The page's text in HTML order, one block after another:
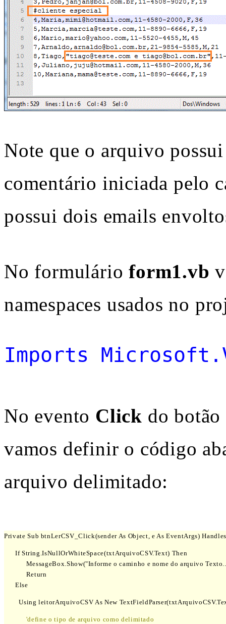
Note que o arquivo
comentário iniciada pelo
possui dois emails
No formulárioform1.vb
namespaces usados no
Imports
No evento Click do
vamos definir o código
arquivo delimitado:
Private Sub btnLerCSV_Click(sender As Object, e As EventArgs)
      If String.IsNullOrWhiteSpace(txtArquivoCSV.Text) Then
MessageBox.Show("Informe o caminho e nome do arquivo
            Return
      Else
Using leitorArquivoCSV As New
  'define o tipo de arquivo como delimitado